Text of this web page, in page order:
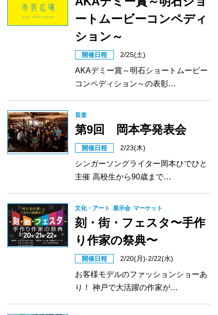
ートムービーコンペディ
ション～
開催日程 2/25(土)
AKAデミー賞～明石ショートムービー
コンペディション～の表彰…
音楽
第9回 岡本亭発表会
開催日程 2/23(木)
シンガーソングライター岡本ひでひと
主催 高校生から90歳まで…
文化・アート 展示会 マーケット
刻・街・フェスタ〜手作
り作家の祭典〜
開催日程 2/20(月)-2/22(水)
お客様モデルのファッションショーあ
り！ 神戸で大活躍の作家が…